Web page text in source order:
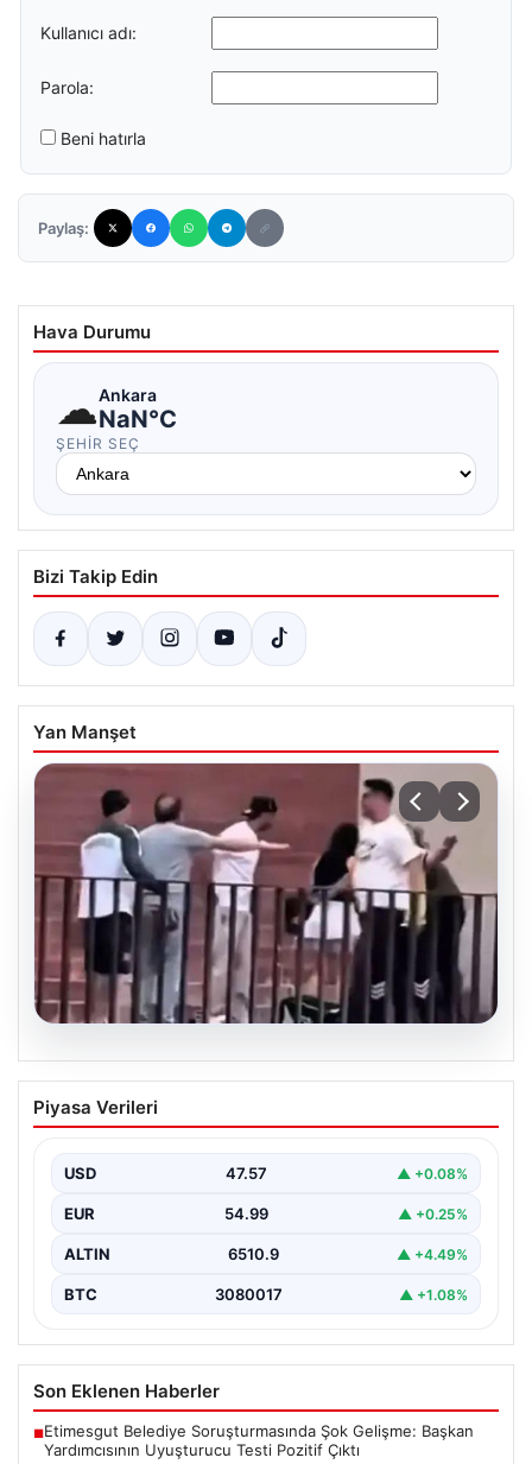
Kullanıcı adı:
Parola:
Beni hatırla
Paylaş:
Hava Durumu
☁Ankara
NaN°C
ŞEHIR SEÇ
Bizi Takip Edin
Yan Manşet
05.08.2026
Torreira’ya saldırmıştı! O kişi için
istenen ceza belli oldu
Piyasa Verileri
USD 47.57 ▲ +0.08%
EUR 54.99 ▲ +0.25%
ALTIN 6510.9 ▲ +4.49%
BTC 3080017 ▲ +1.08%
Son Eklenen Haberler
■Etimesgut Belediye Soruşturmasında Şok Gelişme: Başkan
Yardımcısının Uyuşturucu Testi Pozitif Çıktı